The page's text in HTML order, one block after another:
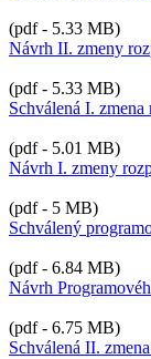
(pdf - 5.33 MB)
Návrh II. zmeny
(pdf - 5.33 MB)
Schválená I.
(pdf - 5.01 MB)
Návrh I. zmeny
(pdf - 5 MB)
Schválený
(pdf - 6.84 MB)
Návrh
(pdf - 6.75 MB)
Schválená II.